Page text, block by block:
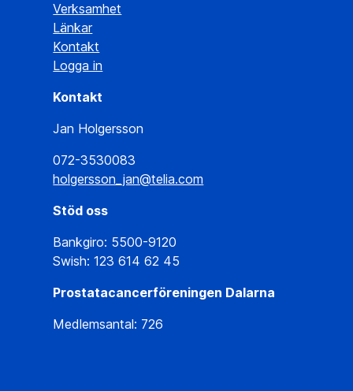
Verksamhet
Länkar
Kontakt
Logga in
Kontakt
Jan Holgersson
072-3530083
holgersson_jan@telia.com
Stöd oss
Bankgiro: 5500-9120
Swish: 123 614 62 45
Prostatacancerföreningen Dalarna
Medlemsantal: 726